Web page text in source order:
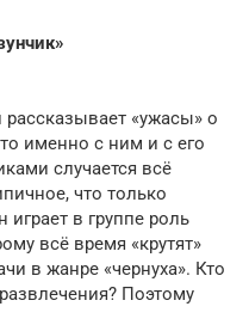
«ужа­сы» о
именно с ним и с его
случается всё
что только
в группе роль
всё время «крутят»
в жанре «чернуха». Кто
Поэтому